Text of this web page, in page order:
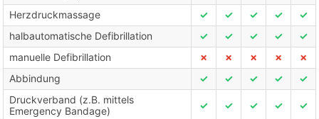
Herzdruckmassage
✓ ✓ ✓ ✓
✓
halbautomatische Defibrillation
✓ ✓ ✓ ✓
✓
manuelle Defibrillation
✗ ✗ ✗ ✗
✗
Abbindung
✓ ✓ ✓ ✓
✓
Druckverband (z.B. mittels
Emergency Bandage)
✓ ✓ ✓ ✓ ✓